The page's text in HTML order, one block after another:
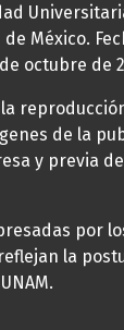
de México.
octubre de
de la
y previa
por
la